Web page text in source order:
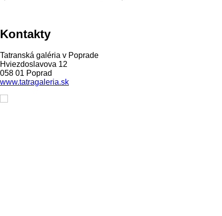
Kontakty
Tatranská galéria v Poprade
Hviezdoslavova 12
058 01 Poprad
www.tatragaleria.sk